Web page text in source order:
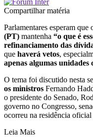
Compartilhar matéria
Parlamentares esperam que
(PT) mantenha “o que é
refinanciamento das
que haverá vetos,
apenas algumas unidades
O tema foi discutido nesta
os ministros Fernando
o presidente do Senado,
governo no Congresso,
ocorreu na residência
Leia Mais